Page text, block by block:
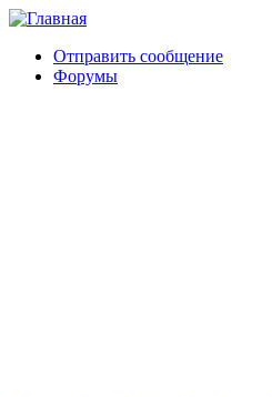
Отправить сообщение
Форумы